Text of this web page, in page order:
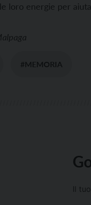
loro energie per
#MEMORIA
Il